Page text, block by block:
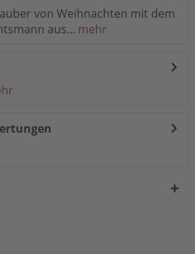
von Weihnachten mit dem
aus... mehr